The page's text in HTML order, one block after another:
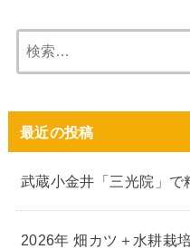
最近の投稿
武蔵小金井「三光院」で
2026年 畑カツ＋水耕栽